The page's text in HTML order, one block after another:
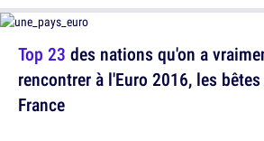
Top 23 des nations qu'on a
rencontrer à l'Euro 2016, les
France